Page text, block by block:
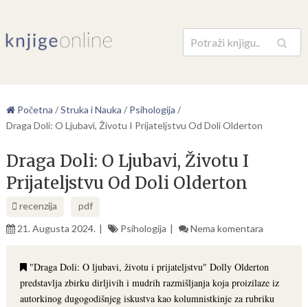
Pretraga
Početna /Struka i Nauka / Psihologija /
Draga Doli: O Ljubavi, Životu I Prijateljstvu Od Doli Olderton
Draga Doli: O Ljubavi, Životu I
Prijateljstvu Od Doli Olderton
recenzija
pdf
21. Augusta 2024.
Psihologija Nema komentara
"Draga Doli: O ljubavi, životu i prijateljstvu" Dolly Olderton
predstavlja zbirku dirljivih i mudrih razmišljanja koja proizilaze iz
autorkinog dugogodišnjeg iskustva kao kolumnistkinje za rubriku